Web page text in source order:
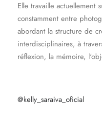
Elle travaille actuellement
constamment entre
abordant la structure de
interdisciplinaires, à
réflexion, la mémoire,
@kelly_saraiva_oficial